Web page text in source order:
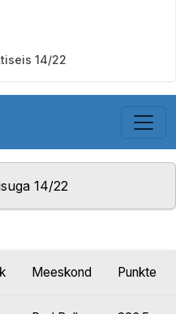
14/22
14/22
Meeskond Punkte